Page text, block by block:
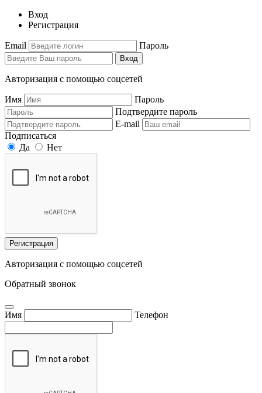
Вход
Регистрация
Email Пароль
Вход
Авторизация с помощью соцсетей
Имя
Пароль
Подтвердите пароль
E-mail
Подписаться
Да
Нет
Регистрация
Авторизация с помощью соцсетей
Обратный звонок
Имя Телефон